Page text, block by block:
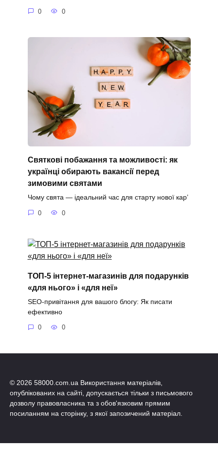
0 0
Святкові побажання та можливості: як
українці обирають вакансії перед
зимовими святами
Чому свята — ідеальний час для старту нової кар’
0 0
ТОП-5 інтернет-магазинів для подарунків
«для нього» і «для неї»
SEO-привітання для вашого блогу: Як писати
ефективно
0 0
© 2026 58000.com.ua Використання матеріалів,
опублікованих на сайті, допускається тільки з письмового
дозволу правовласника та з обов'язковим прямим
посиланням на сторінку, з якої запозичений матеріал.